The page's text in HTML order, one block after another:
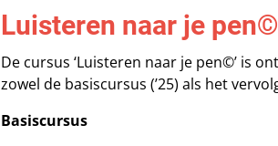
Luisteren naar je pen©
De cursus ‘Luisteren naar je pen©’ is
zowel de basiscursus (’25) als het
Basiscursus